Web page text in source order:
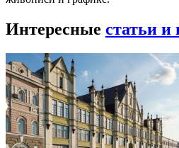
Интересные статьи и